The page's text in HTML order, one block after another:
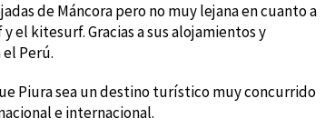
de Máncora pero no muy lejana en cuanto a
el kitesurf. Gracias a sus alojamientos y
Perú.
Piura sea un destino turístico muy concurrido
e internacional.